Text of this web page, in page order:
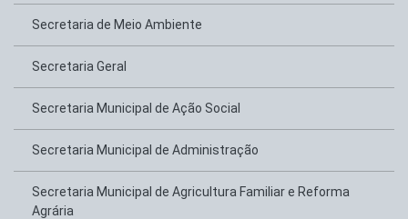
Secretaria de Meio Ambiente
Secretaria Geral
Secretaria Municipal de Ação Social
Secretaria Municipal de Administração
Secretaria Municipal de Agricultura Familiar e Reforma
Agrária